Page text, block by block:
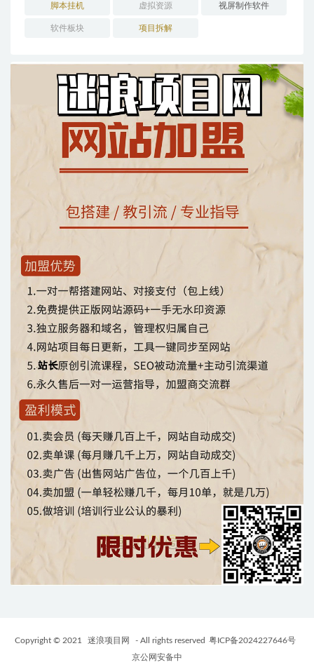
脚本挂机 虚拟资源 视屏制作软件
软件板块 项目拆解
Copyright © 2021 迷浪项目网 - All rights reserved 粤ICP备2024227646号
京公网安备中